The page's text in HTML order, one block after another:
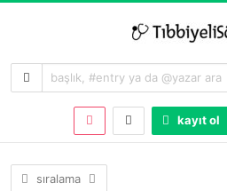
kayıt ol
sıralama